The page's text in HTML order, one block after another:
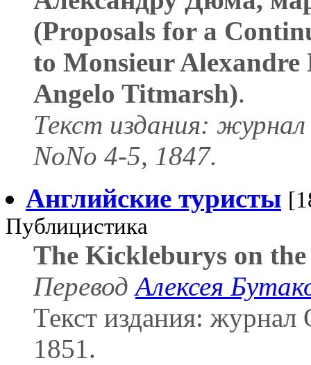
(Proposals for a
to Monsieur
Angelo Titmarsh).
Текст издания:
NoNo 4-5, 1847.
Английские туристы
Публицистика
The Kickleburys on
ПереводАлексея
Текст издания:
1851.